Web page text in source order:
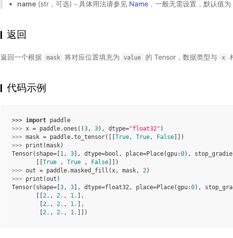
name (str，可选) - 具体用法请参见 Name ，一般无需设置，默认值为
返回
返回一个根据 mask 将对应位置填充为 value 的 Tensor，数据类型与 x
代码示例
>>> import paddle
>>> x = paddle.ones ((3, 3), dtype="float32" )
>>> mask = paddle.to_tensor([[ True, True, False ]])
>>> print (mask)
Tensor(shape=[ 1, 3 ], dtype=bool, place=Place(gpu:0),
True , True , False ]])
>>> out = paddle.masked_fill (x, mask, 2)
>>> print (out )
Tensor(shape=[ 3, 3 ], dtype=float32, place=Place(gpu:0),
2. , 2. , 1.
],
2. , 2. , 1.
],
2. , 2. , 1. ]])